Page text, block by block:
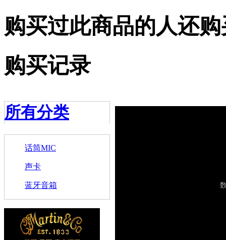
购买过此商品的人还
购买记录
所有分类
话筒MIC
声卡
蓝牙音箱